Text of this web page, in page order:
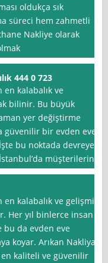
oldukça sık
süreci hem zahmetli
Nakliye olarak
444 0 723
en kalabalık ve
bilinir. Bu büyük
yer değiştirme
güvenilir bir evden eve
bu noktada devreye
müşterilerine
kalabalık ve gelişmiş
Her yıl binlerce insan
bu da evden eve
koyar. Arıkan Nakliyat
kaliteli ve güvenilir